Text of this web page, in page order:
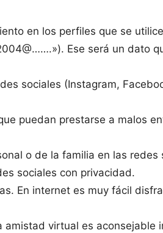
en los perfiles que se
Ese será un dato
sociales (Instagram,
puedan prestarse a malos
o de la familia en las redes
sociales con privacidad.
En internet es muy fácil
amistad virtual es aconsejable